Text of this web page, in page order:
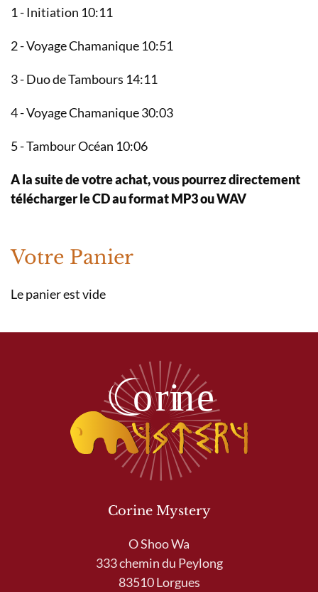
1 - Initiation 10:11
2 - Voyage Chamanique 10:51
3 - Duo de Tambours 14:11
4 - Voyage Chamanique 30:03
5 - Tambour Océan 10:06
A la suite de votre achat, vous pourrez directement
télécharger le CD au format MP3 ou WAV
Votre Panier
Le panier est vide
Corine Mystery
O Shoo Wa
333 chemin du Peylong
83510 Lorgues